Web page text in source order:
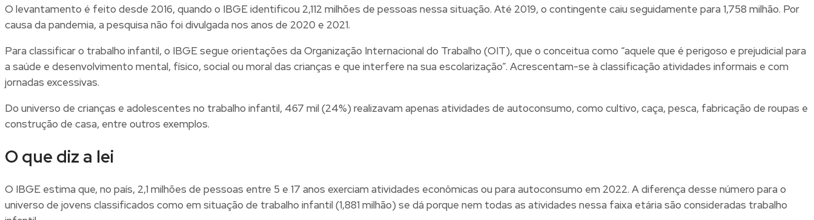
O levantamento é feito desde 2016, quando o IBGE identificou 2,112 milhões de pessoas nessa situação. Até 2019, o contingente caiu seguidamente para 1,758 milhão. Por
causa da pandemia, a pesquisa não foi divulgada nos anos de 2020 e 2021.
Para classificar o trabalho infantil, o IBGE segue orientações da Organização Internacional do Trabalho (OIT), que o conceitua como “aquele que é perigoso e prejudicial para
a saúde e desenvolvimento mental, físico, social ou moral das crianças e que interfere na sua escolarização”. Acrescentam-se à classificação atividades informais e com
jornadas excessivas.
Do universo de crianças e adolescentes no trabalho infantil, 467 mil (24%) realizavam apenas atividades de autoconsumo, como cultivo, caça, pesca, fabricação de roupas e
construção de casa, entre outros exemplos.
O que diz a lei
O IBGE estima que, no país, 2,1 milhões de pessoas entre 5 e 17 anos exerciam atividades econômicas ou para autoconsumo em 2022. A diferença desse número para o
universo de jovens classificados como em situação de trabalho infantil (1,881 milhão) se dá porque nem todas as atividades nessa faixa etária são consideradas trabalho